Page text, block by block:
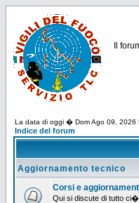
Il
La data di oggi � Dom Ago 09, 2026
Indice del forum
Aggiornamento tecnico
Corsi e
Qui si discute di tutto